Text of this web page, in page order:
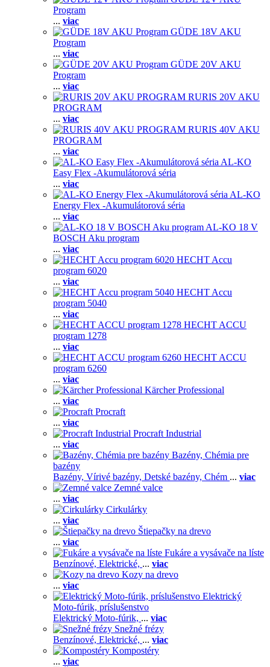
Program
... viac
GÜDE 18V AKU
Program
... viac
GÜDE 20V AKU
Program
... viac
RURIS 20V AKU
PROGRAM
... viac
RURIS 40V AKU
PROGRAM
... viac
AL-KO
Easy Flex -Akumulátorová séria
... viac
AL-KO
Energy Flex -Akumulátorová séria
... viac
AL-KO 18 V
BOSCH Aku program
... viac
HECHT Accu
program 6020
... viac
HECHT Accu
program 5040
... viac
HECHT ACCU
program 1278
... viac
HECHT ACCU
program 6260
... viac
Kärcher Professional
... viac
Procraft
... viac
Procraft Industrial
... viac
Bazény, Chémia pre
bazény
Bazény, Vírivé bazény, Detské bazény, Chém ... viac
Zemné valce
... viac
Cirkulárky
... viac
Štiepačky na drevo
... viac
Fukáre a vysávače na líste
Benzínové, Elektrické, ... viac
Kozy na drevo
... viac
Elektrický
Moto-fúrik, príslušenstvo
Elektrický Moto-fúrik, ... viac
Snežné frézy
Benzínové, Elektrické, ... viac
Kompostéry
... viac